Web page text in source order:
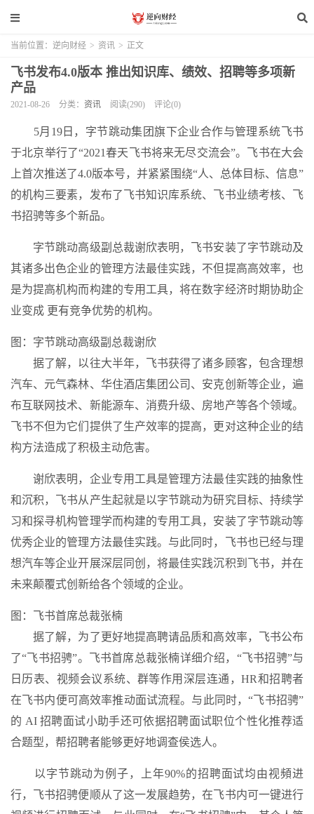
当前位置： 逆向财经 > 资讯 > 正文
飞书发布4.0版本 推出知识库、绩效、招聘等多项新
产品
2021-08-26 分类： 资讯 阅读(290) 评论(0)
5月19日，字节跳动集团旗下企业合作与管理系统飞书
于北京举行了“2021春天飞书将来无尽交流会”。飞书在大会
上首次推送了4.0版本号，并紧紧围绕“人、总体目标、信息”
的机构三要素，发布了飞书知识库系统、飞书业绩考核、飞
书招骋等多个新品。
字节跳动高级副总裁谢欣表明，飞书安装了字节跳动及
其诸多出色企业的管理方法最佳实践，不但提高高效率，也
是为提高机构而构建的专用工具，将在数字经济时期协助企
业变成 更有竞争优势的机构。
图：字节跳动高级副总裁谢欣
据了解，以往大半年，飞书获得了诸多顾客，包含理想
汽车、元气森林、华住酒店集团公司、安克创新等企业，遍
布互联网技术、新能源车、消费升级、房地产等各个领域。
飞书不但为它们提供了生产效率的提高，更对这种企业的结
构方法造成了积极主动危害。
谢欣表明，企业专用工具是管理方法最佳实践的抽象性
和沉积，飞书从产生起就是以字节跳动为研究目标、持续学
习和探寻机构管理学而构建的专用工具，安装了字节跳动等
优秀企业的管理方法最佳实践。与此同时，飞书也已经与理
想汽车等企业开展深层同创，将最佳实践沉积到飞书，并在
未来颠覆式创新给各个领域的企业。
图：飞书首席总裁张楠
据了解，为了更好地提高聘请品质和高效率，飞书公布
了“飞书招骋”。飞书首席总裁张楠详细介绍，“飞书招骋”与
日历表、视频会议系统、群等作用深层连通，HR和招聘者
在飞书内便可高效率推动面试流程。与此同时，“飞书招骋”
的 AI 招聘面试小助手还可依据招聘面试职位个性化推荐适
合题型，帮招聘者能够更好地调查侯选人。
以字节跳动为例子，上年90%的招聘面试均由视頻进
行，飞书招骋便顺从了这一发展趋势，在飞书内可一键进行